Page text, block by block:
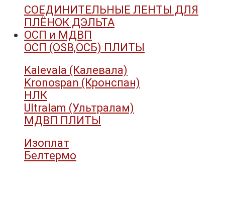
СОЕДИНИТЕЛЬНЫЕ ЛЕНТЫ ДЛЯ
ПЛЁНОК ДЭЛЬТА
ОСП и МДВП
ОСП (OSB,ОСБ) ПЛИТЫ
Kalevala (Калевала)
Kronospan (Кронспан)
НЛК
Ultralam (Ультралам)
МДВП ПЛИТЫ
Изоплат
Белтермо